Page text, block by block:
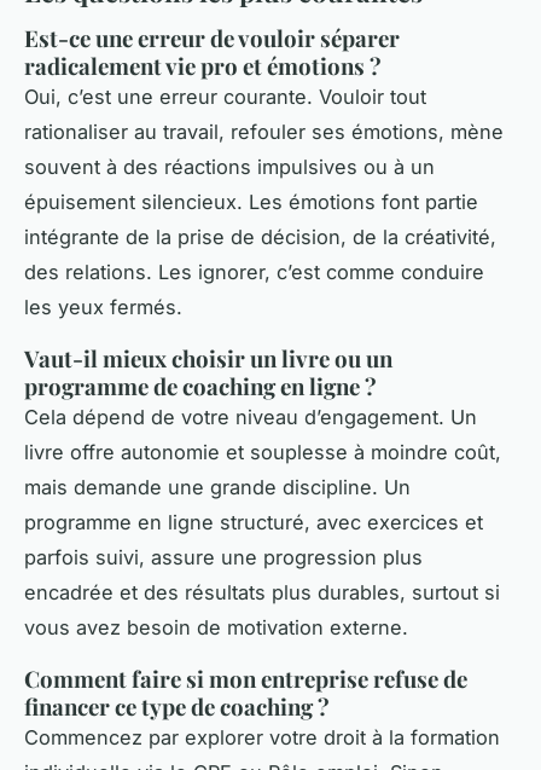
Est-ce une erreur de vouloir séparer
radicalement vie pro et émotions ?
Oui, c’est une erreur courante. Vouloir tout
rationaliser au travail, refouler ses émotions, mène
souvent à des réactions impulsives ou à un
épuisement silencieux. Les émotions font partie
intégrante de la prise de décision, de la créativité,
des relations. Les ignorer, c’est comme conduire
les yeux fermés.
Vaut-il mieux choisir un livre ou un
programme de coaching en ligne ?
Cela dépend de votre niveau d’engagement. Un
livre offre autonomie et souplesse à moindre coût,
mais demande une grande discipline. Un
programme en ligne structuré, avec exercices et
parfois suivi, assure une progression plus
encadrée et des résultats plus durables, surtout si
vous avez besoin de motivation externe.
Comment faire si mon entreprise refuse de
financer ce type de coaching ?
Commencez par explorer votre droit à la formation